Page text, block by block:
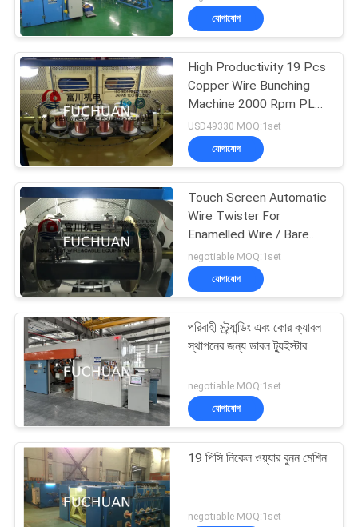
যোগাযোগ
High Productivity 19 Pcs
Copper Wire Bunching
Machine 2000 Rpm PLC
Controller
USD49330 MOQ:1set
যোগাযোগ
Touch Screen Automatic
Wire Twister For
Enamelled Wire / Bare
Copper Wires
negotiable MOQ:1set
যোগাযোগ
পরিবাহী স্ট্র্যান্ডিং এবং কোর ক্যাবল
স্থাপনের জন্য ডাবল ট্যুইস্টার
negotiable MOQ:1set
যোগাযোগ
19 পিসি নিকেল ওয়্যার বুনন মেশিন
negotiable MOQ:1set